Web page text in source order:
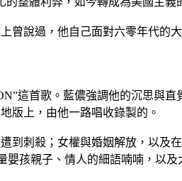
曾說過，他自己面對六零年代
這首歌。藍儂強調他的沉思與
版上，由他一路唱收錄製的。
到刺殺；女權與婚姻解放，以
嬰孩親子、情人的細語喃喃，